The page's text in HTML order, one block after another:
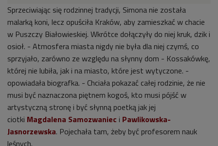
Sprzeciwiając się rodzinnej tradycji, Simona nie została
malarką koni, lecz opuściła Kraków, aby zamieszkać w chacie
w Puszczy Białowieskiej. Wkrótce dołączyły do niej kruk, dzik i
osioł. - Atmosfera miasta nigdy nie była dla niej czymś, co
sprzyjało, zarówno ze względu na słynny dom - Kossakówkę,
której nie lubiła, jak i na miasto, które jest wytyczone. -
opowiadała biografka. - Chciała pokazać całej rodzinie, że nie
musi być naznaczona piętnem kogoś, kto musi pójść w
artystyczną stronę i być słynną poetką jak jej
ciotki Magdalena Samozwaniec i Pawlikowska-
Jasnorzewska. Pojechała tam, żeby być profesorem nauk